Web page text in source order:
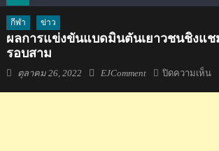
กีฬา ข่าว
ผลการแข่งขันแบดมินตันเยาวชนชิงแช
รอบสาม
Posted
ตุลาคม 26, 2022 Author
EJComment ปิดความเห็นบน